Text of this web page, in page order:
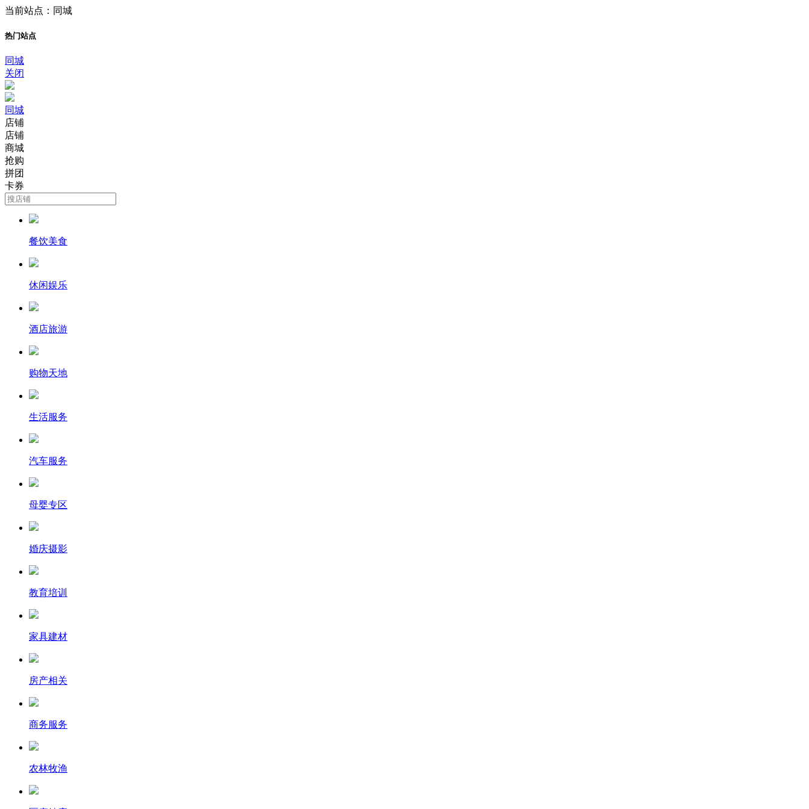
当前站点：同城
热门站点
同城
关闭
同城
店铺
店铺
商城
抢购
拼团
卡券
餐饮美食
休闲娱乐
酒店旅游
购物天地
生活服务
汽车服务
母婴专区
婚庆摄影
教育培训
家具建材
房产相关
商务服务
农林牧渔